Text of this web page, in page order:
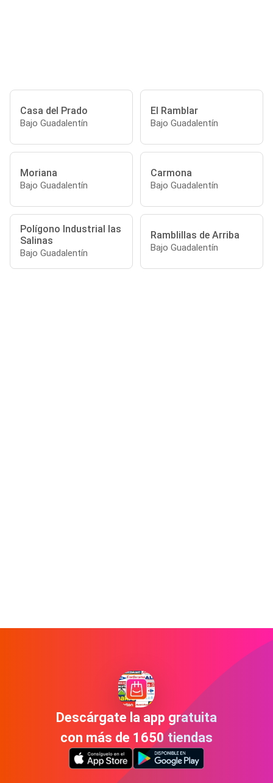
Casa del Prado
Bajo Guadalentín
El Ramblar
Bajo Guadalentín
Moriana
Bajo Guadalentín
Carmona
Bajo Guadalentín
Polígono Industrial las
Salinas
Bajo Guadalentín
Ramblillas de Arriba
Bajo Guadalentín
Descárgate la app gratuita
con más de 1650 tiendas